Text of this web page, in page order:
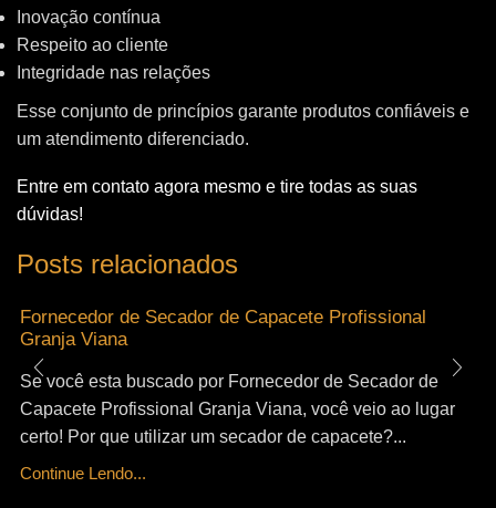
Inovação contínua
Respeito ao cliente
Integridade nas relações
Esse conjunto de princípios garante produtos confiáveis e
um atendimento diferenciado.
Entre em contato agora mesmo e tire todas as suas
dúvidas!
Posts relacionados
Fornecedor de Secador de Capacete Profissional
Granja Viana
Se você esta buscado por Fornecedor de Secador de
Capacete Profissional Granja Viana, você veio ao lugar
certo! Por que utilizar um secador de capacete?...
Continue Lendo...